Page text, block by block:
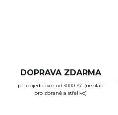
DOPRAVA ZDARMA
při objednávce od 3000 Kč (neplatí
pro zbraně a střelivo)